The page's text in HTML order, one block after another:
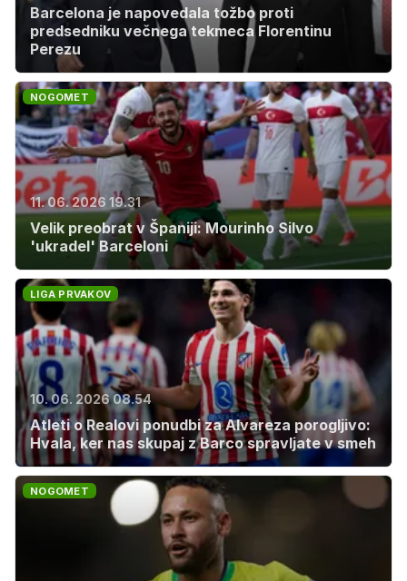
Barcelona je napovedala tožbo proti
predsedniku večnega tekmeca Florentinu
Perezu
NOGOMET
11. 06. 2026 19.31
Velik preobrat v Španiji: Mourinho Silvo
'ukradel' Barceloni
LIGA PRVAKOV
10. 06. 2026 08.54
Atleti o Realovi ponudbi za Alvareza porogljivo:
Hvala, ker nas skupaj z Barco spravljate v smeh
NOGOMET